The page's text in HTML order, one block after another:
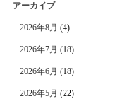
アーカイブ
2026年8月 (4)
2026年7月 (18)
2026年6月 (18)
2026年5月 (22)